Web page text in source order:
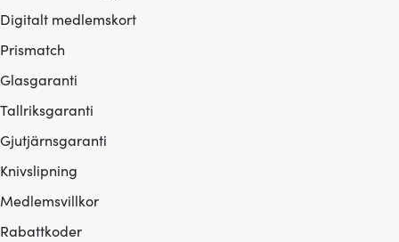
Digitalt medlemskort
Prismatch
Glasgaranti
Tallriksgaranti
Gjutjärnsgaranti
Knivslipning
Medlemsvillkor
Rabattkoder